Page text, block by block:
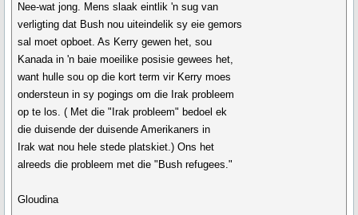
Nee-wat jong. Mens slaak eintlik 'n sug van
verligting dat Bush nou uiteindelik sy eie gemors
sal moet opboet. As Kerry gewen het, sou
Kanada in 'n baie moeilike posisie gewees het,
want hulle sou op die kort term vir Kerry moes
ondersteun in sy pogings om die Irak probleem
op te los. ( Met die "Irak probleem" bedoel ek
die duisende der duisende Amerikaners in
Irak wat nou hele stede platskiet.) Ons het
alreeds die probleem met die "Bush refugees."
Gloudina